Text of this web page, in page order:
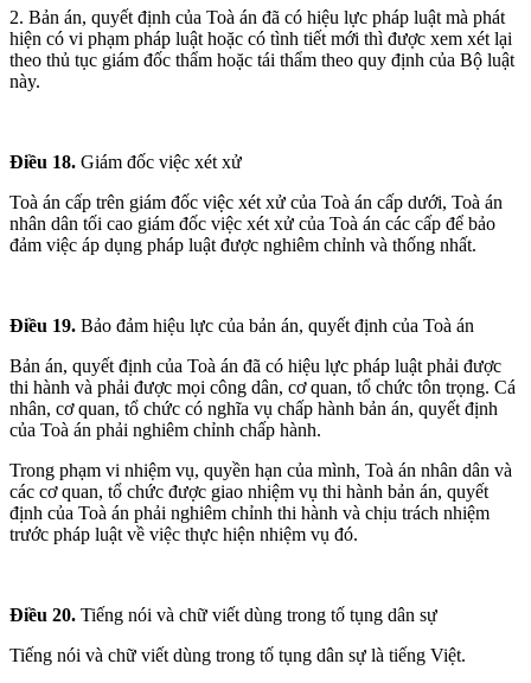
2. Bản án, quyết định của Toà án đã có hiệu lực pháp luật mà phát
hiện có vi phạm pháp luật hoặc có tình tiết mới thì được xem xét lại
theo thủ tục giám đốc thẩm hoặc tái thẩm theo quy định của Bộ luật
này.
Điều 18. Giám đốc việc xét xử
Toà án cấp trên giám đốc việc xét xử của Toà án cấp dưới, Toà án
nhân dân tối cao giám đốc việc xét xử của Toà án các cấp để bảo
đảm việc áp dụng pháp luật được nghiêm chỉnh và thống nhất.
Điều 19. Bảo đảm hiệu lực của bản án, quyết định của Toà án
Bản án, quyết định của Toà án đã có hiệu lực pháp luật phải được
thi hành và phải được mọi công dân, cơ quan, tổ chức tôn trọng. Cá
nhân, cơ quan, tổ chức có nghĩa vụ chấp hành bản án, quyết định
của Toà án phải nghiêm chỉnh chấp hành.
Trong phạm vi nhiệm vụ, quyền hạn của mình, Toà án nhân dân và
các cơ quan, tổ chức được giao nhiệm vụ thi hành bản án, quyết
định của Toà án phải nghiêm chỉnh thi hành và chịu trách nhiệm
trước pháp luật về việc thực hiện nhiệm vụ đó.
Điều 20. Tiếng nói và chữ viết dùng trong tố tụng dân sự
Tiếng nói và chữ viết dùng trong tố tụng dân sự là tiếng Việt.